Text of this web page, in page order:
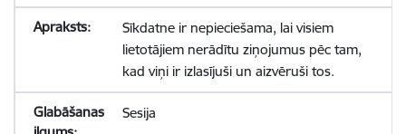
Sīkdatne ir nepieciešama, lai visiem
lietotājiem nerādītu ziņojumus pēc tam,
kad viņi ir izlasījuši un aizvēruši tos.
Sesija